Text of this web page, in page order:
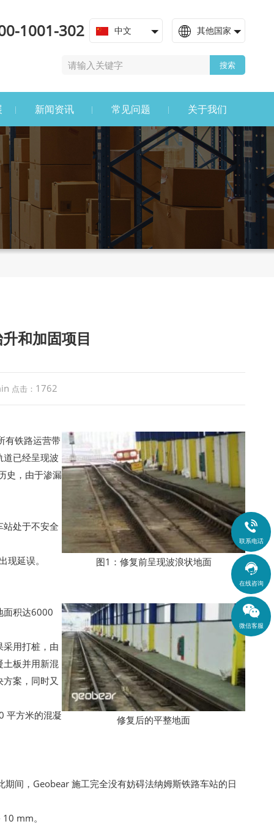
1001-302 中文 其他国家
搜索
新闻资讯 常见问题 关于我们
和加固项目
点击： 1762
图1：修复前呈现波浪状地面
有铁路运营带
已经呈现波
史，由于渗漏
处于不安全
延误。
修复后的平整地面
面积达6000
用打桩，由
土板并用新混
案，同时又
平方米的混凝
间，Geobear 施工完全没有妨碍法纳姆斯铁路车站的日
mm。

联系电话

在线咨询
微信客服